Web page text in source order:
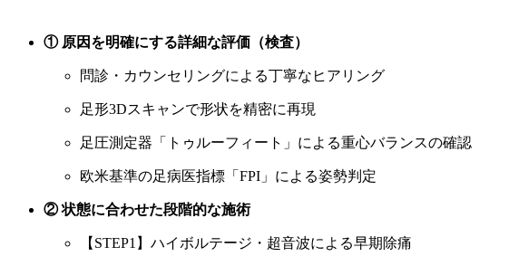
① 原因を明確にする詳細な評価（検査）
問診・カウンセリングによる丁寧なヒアリング
足形3Dスキャンで形状を精密に再現
足圧測定器「トゥルーフィート」による重心バランスの確認
欧米基準の足病医指標「FPI」による姿勢判定
② 状態に合わせた段階的な施術
【STEP1】ハイボルテージ・超音波による早期除痛